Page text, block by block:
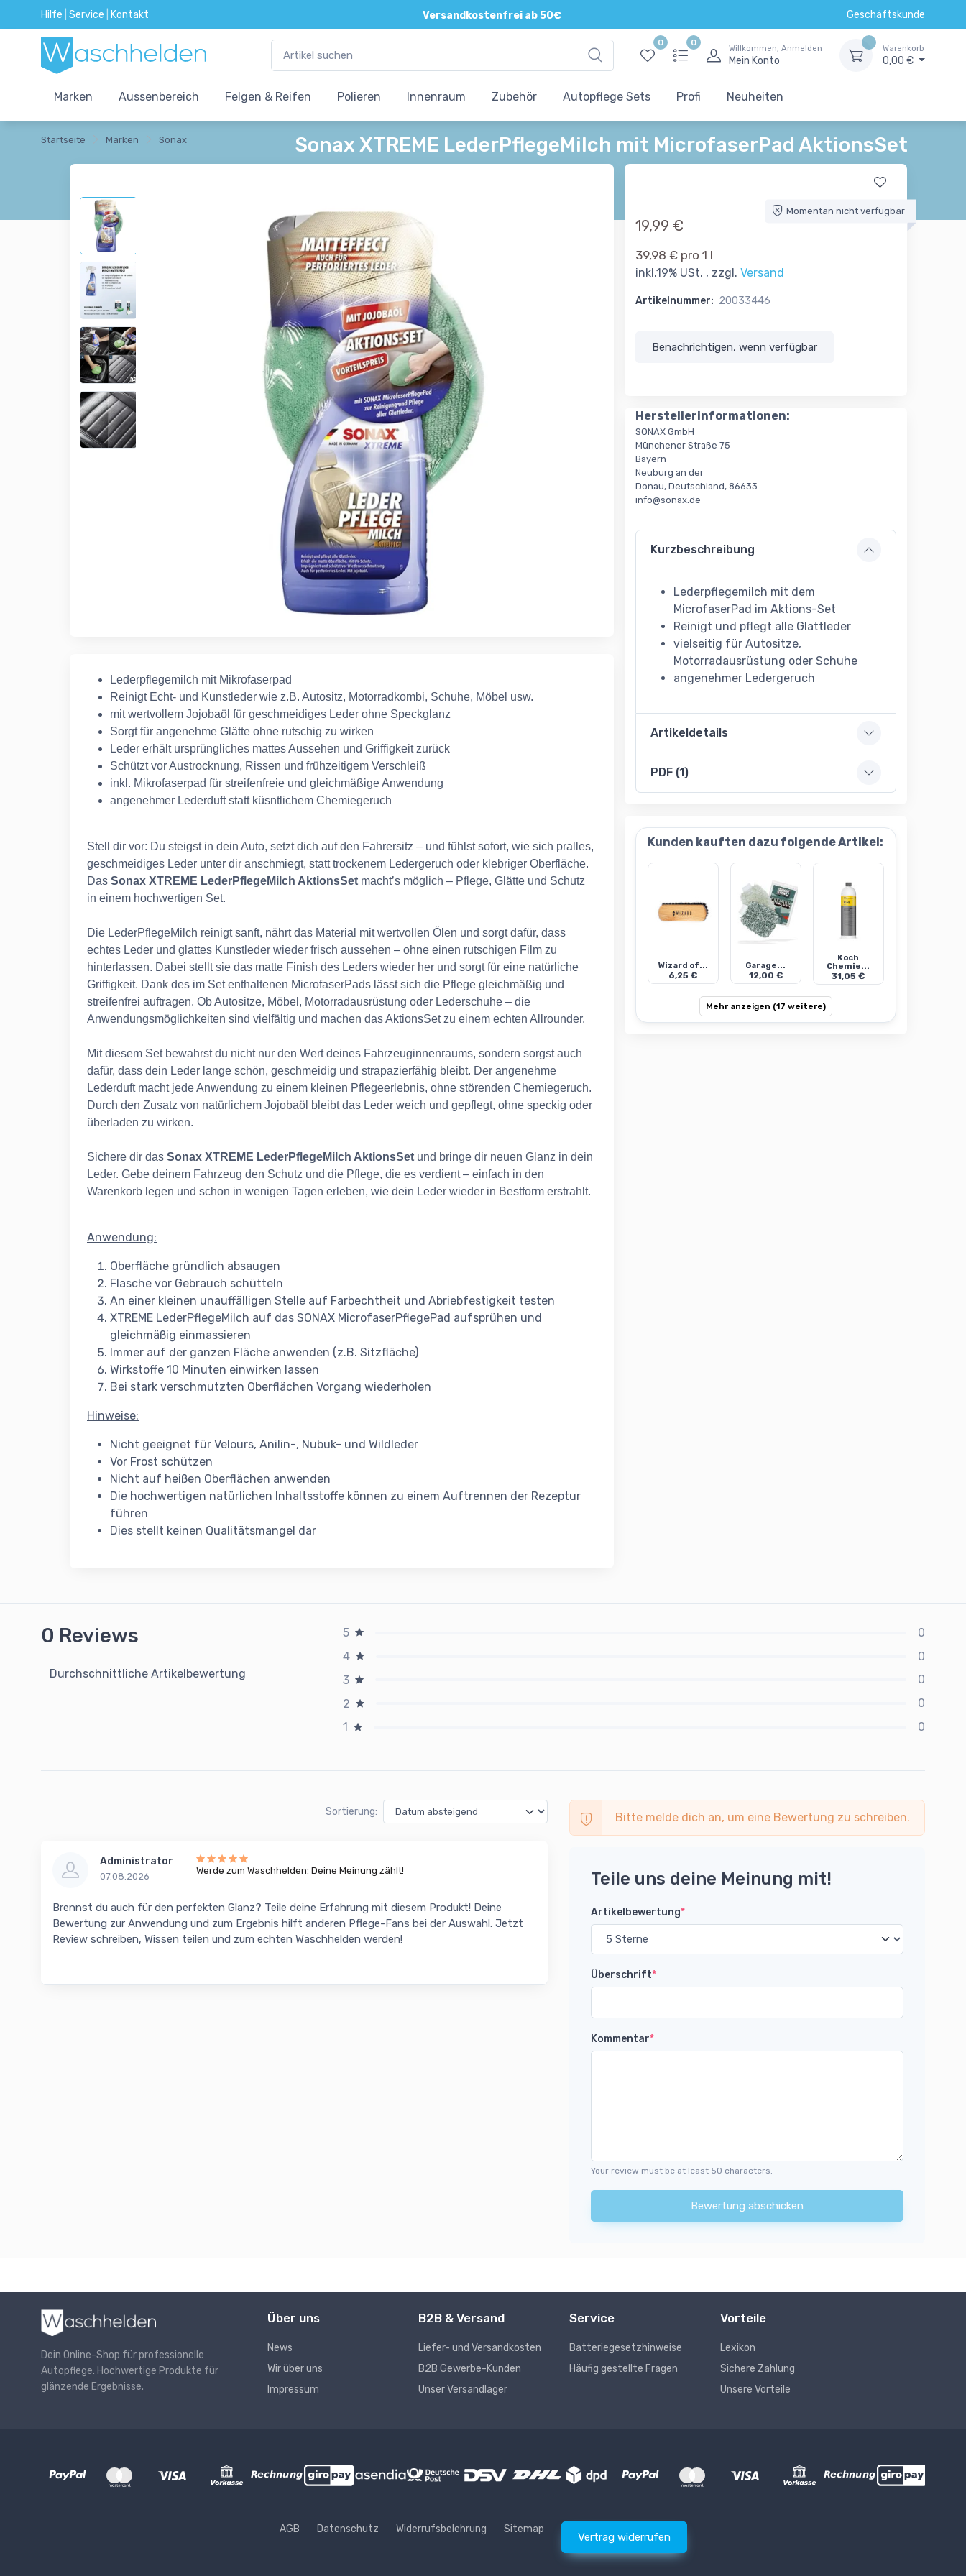
Hilfe Service Kontakt Versandkostenfrei ab 50€
Direkte und persönliche Beratung Geschäftskunde
0 0
Willkommen, Anmelden
Mein Konto
Warenkorb
0,00 €
Marken Aussenbereich Felgen & Reifen Polieren Innenraum Zubehör Autopflege Sets Profi Neuheiten
Startseite Marken Sonax Sonax XTREME LederPflegeMilch mit MicrofaserPad AktionsSet
Lederpflegemilch mit Mikrofaserpad
Reinigt Echt- und Kunstleder wie z.B. Autositz, Motorradkombi, Schuhe, Möbel usw.
mit wertvollem Jojobaöl für geschmeidiges Leder ohne Speckglanz
Sorgt für angenehme Glätte ohne rutschig zu wirken
Leder erhält ursprüngliches mattes Aussehen und Griffigkeit zurück
Schützt vor Austrocknung, Rissen und frühzeitigem Verschleiß
inkl. Mikrofaserpad für streifenfreie und gleichmäßige Anwendung
angenehmer Lederduft statt küsntlichem Chemiegeruch
Stell dir vor: Du steigst in dein Auto, setzt dich auf den Fahrersitz – und fühlst sofort, wie sich pralles,
geschmeidiges Leder unter dir anschmiegt, statt trockenem Ledergeruch oder klebriger Oberfläche.
Das Sonax XTREME LederPflegeMilch AktionsSet macht’s möglich – Pflege, Glätte und Schutz
in einem hochwertigen Set.
Die LederPflegeMilch reinigt sanft, nährt das Material mit wertvollen Ölen und sorgt dafür, dass
echtes Leder und glattes Kunstleder wieder frisch aussehen – ohne einen rutschigen Film zu
hinterlassen. Dabei stellt sie das matte Finish des Leders wieder her und sorgt für eine natürliche
Griffigkeit. Dank des im Set enthaltenen MicrofaserPads lässt sich die Pflege gleichmäßig und
streifenfrei auftragen. Ob Autositze, Möbel, Motorradausrüstung oder Lederschuhe – die
Anwendungsmöglichkeiten sind vielfältig und machen das AktionsSet zu einem echten Allrounder.
Mit diesem Set bewahrst du nicht nur den Wert deines Fahrzeuginnenraums, sondern sorgst auch
dafür, dass dein Leder lange schön, geschmeidig und strapazierfähig bleibt. Der angenehme
Lederduft macht jede Anwendung zu einem kleinen Pflegeerlebnis, ohne störenden Chemiegeruch.
Durch den Zusatz von natürlichem Jojobaöl bleibt das Leder weich und gepflegt, ohne speckig oder
überladen zu wirken.
Sichere dir das Sonax XTREME LederPflegeMilch AktionsSet und bringe dir neuen Glanz in dein
Leder. Gebe deinem Fahrzeug den Schutz und die Pflege, die es verdient – einfach in den
Warenkorb legen und schon in wenigen Tagen erleben, wie dein Leder wieder in Bestform erstrahlt.
Anwendung:
Oberfläche gründlich absaugen
Flasche vor Gebrauch schütteln
An einer kleinen unauffälligen Stelle auf Farbechtheit und Abriebfestigkeit testen
XTREME LederPflegeMilch auf das SONAX MicrofaserPflegePad aufsprühen und
gleichmäßig einmassieren
Immer auf der ganzen Fläche anwenden (z.B. Sitzfläche)
Wirkstoffe 10 Minuten einwirken lassen
Bei stark verschmutzten Oberflächen Vorgang wiederholen
Hinweise:
Nicht geeignet für Velours, Anilin-, Nubuk- und Wildleder
Vor Frost schützen
Nicht auf heißen Oberflächen anwenden
Die hochwertigen natürlichen Inhaltsstoffe können zu einem Auftrennen der Rezeptur
führen
Dies stellt keinen Qualitätsmangel dar
Momentan nicht verfügbar
19,99 €
39,98 € pro 1 l
inkl.19% USt. , zzgl. Versand
Artikelnummer: 20033446
Benachrichtigen, wenn verfügbar
Herstellerinformationen:
SONAX GmbH
Münchener Straße 75
Bayern
Neuburg an der
Donau, Deutschland, 86633
info@sonax.de
Kurzbeschreibung
Lederpflegemilch mit dem
MicrofaserPad im Aktions-Set
Reinigt und pflegt alle Glattleder
vielseitig für Autositze,
Motorradausrüstung oder Schuhe
angenehmer Ledergeruch
Artikeldetails
PDF (1)
Kunden kauften dazu folgende Artikel:
Wizard of...
6,25 €
Garage...
12,00 €
Koch
Chemie...
31,05 €
Mehr anzeigen (17 weitere)
0 Reviews
Durchschnittliche Artikelbewertung
5
0
4
0
3
0
2
0
1
0
Sortierung:
Administrator
07.08.2026
Werde zum Waschhelden: Deine Meinung zählt!
Brennst du auch für den perfekten Glanz? Teile deine Erfahrung mit diesem Produkt! Deine
Bewertung zur Anwendung und zum Ergebnis hilft anderen Pflege-Fans bei der Auswahl. Jetzt
Review schreiben, Wissen teilen und zum echten Waschhelden werden!
Bitte melde dich an, um eine Bewertung zu schreiben.
Teile uns deine Meinung mit!
Artikelbewertung*
Überschrift*
Kommentar*
Your review must be at least 50 characters.
Bewertung abschicken
Dein Online-Shop für professionelle
Autopflege. Hochwertige Produkte für
glänzende Ergebnisse.
Über uns
News
Wir über uns
Impressum
B2B & Versand
Liefer- und Versandkosten
B2B Gewerbe-Kunden
Unser Versandlager
Service
Batteriegesetzhinweise
Häufig gestellte Fragen
Vorteile
Lexikon
Sichere Zahlung
Unsere Vorteile
AGB Datenschutz Widerrufsbelehrung Sitemap
Vertrag widerrufen